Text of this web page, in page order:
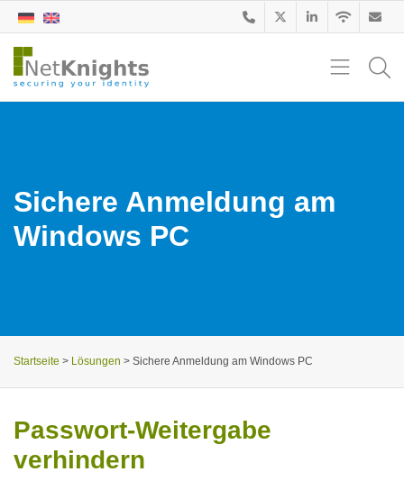
Sichere Anmeldung am
Windows PC
Startseite > Lösungen > Sichere Anmeldung am Windows PC
Passwort-Weitergabe
verhindern